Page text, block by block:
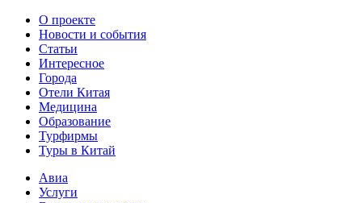
О проекте
Новости и события
Статьи
Интересное
Города
Отели Китая
Медицина
Образование
Турфирмы
Туры в Китай
Авиа
Услуги